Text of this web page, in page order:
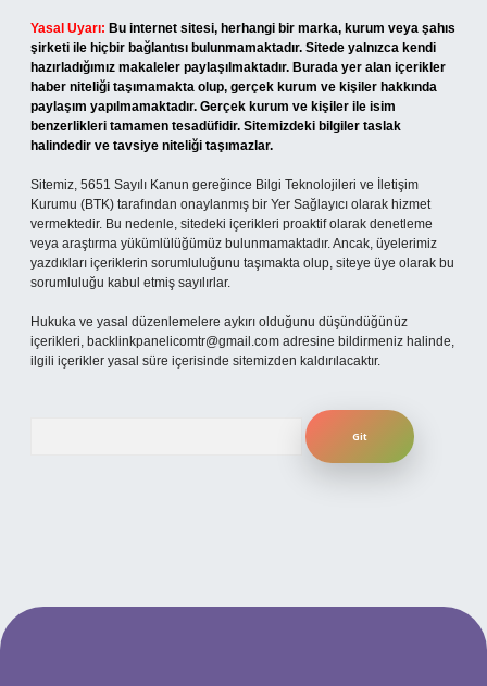
Yasal Uyarı: Bu internet sitesi, herhangi bir marka, kurum veya şahıs
şirketi ile hiçbir bağlantısı bulunmamaktadır. Sitede yalnızca kendi
hazırladığımız makaleler paylaşılmaktadır. Burada yer alan içerikler
haber niteliği taşımamakta olup, gerçek kurum ve kişiler hakkında
paylaşım yapılmamaktadır. Gerçek kurum ve kişiler ile isim
benzerlikleri tamamen tesadüfidir. Sitemizdeki bilgiler taslak
halindedir ve tavsiye niteliği taşımazlar.
Sitemiz, 5651 Sayılı Kanun gereğince Bilgi Teknolojileri ve İletişim
Kurumu (BTK) tarafından onaylanmış bir Yer Sağlayıcı olarak hizmet
vermektedir. Bu nedenle, sitedeki içerikleri proaktif olarak denetleme
veya araştırma yükümlülüğümüz bulunmamaktadır. Ancak, üyelerimiz
yazdıkları içeriklerin sorumluluğunu taşımakta olup, siteye üye olarak bu
sorumluluğu kabul etmiş sayılırlar.
Hukuka ve yasal düzenlemelere aykırı olduğunu düşündüğünüz
içerikleri, backlinkpanelicomtr@gmail.com adresine bildirmeniz halinde,
ilgili içerikler yasal süre içerisinde sitemizden kaldırılacaktır.
giriş